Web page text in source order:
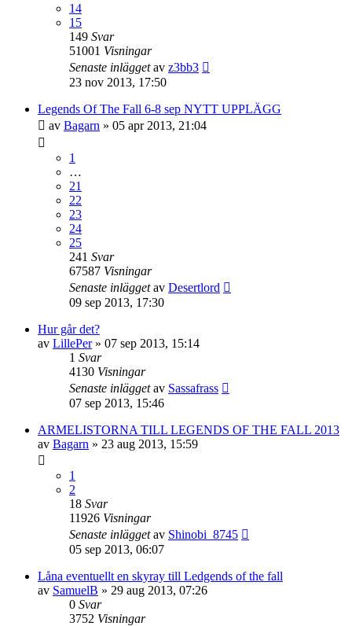
14
15
149 Svar
51001 Visningar
Senaste inläggetav z3bb3
23 nov 2013, 17:50
Legends Of The Fall 6-8 sep NYTT UPPLÄGG
av Bagarn » 05 apr 2013, 21:04
1
…
21
22
23
24
25
241 Svar
67587 Visningar
Senaste inläggetav Desertlord
09 sep 2013, 17:30
Hur går det?
av LillePer» 07 sep 2013, 15:14
1 Svar
4130 Visningar
Senaste inläggetav Sassafrass
07 sep 2013, 15:46
ARMELISTORNA TILL LEGENDS OF THE FALL 2013
av Bagarn » 23 aug 2013, 15:59
1
2
18 Svar
11926 Visningar
Senaste inläggetav Shinobi_8745
05 sep 2013, 06:07
Låna eventuellt en skyray till Ledgends of the fall
av SamuelB » 29 aug 2013, 07:26
0 Svar
3752 Visningar